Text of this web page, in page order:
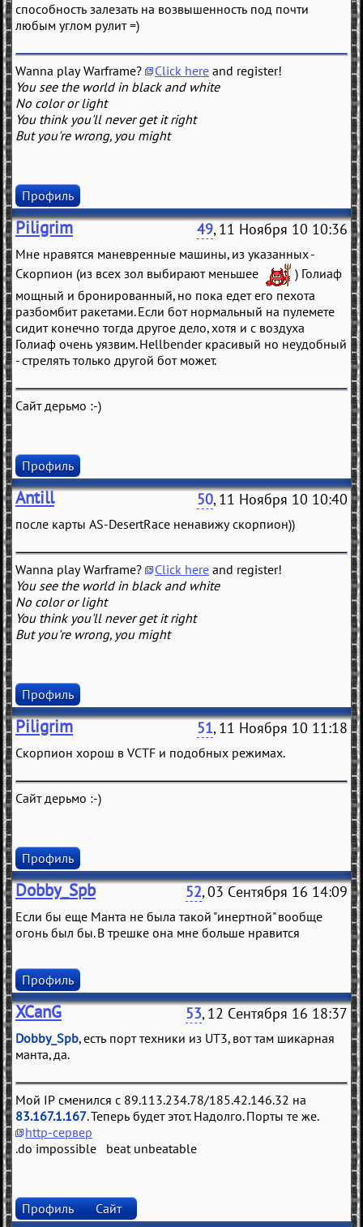
способность залезать на возвышенность под почти
любым углом рулит =)
Wanna play Warframe? Click here and register!
You see the world in black and white
No color or light
You think you'll never get it right
But you're wrong, you might
Профиль
Piligrim 49, 11 Ноября 10 10:36
Мне нравятся маневренные машины, из указанных -
Скорпион (из всех зол выбирают меньшее
) Голиаф
мощный и бронированный, но пока едет его пехота
разбомбит ракетами. Если бот нормальный на пулемете
сидит конечно тогда другое дело, хотя и с воздуха
Голиаф очень уязвим. Hellbender красивый но неудобный
- стрелять только другой бот может.
Сайт дерьмо :-)
Профиль
Antill 50, 11 Ноября 10 10:40
после карты AS-DesertRace ненавижу скорпион))
Wanna play Warframe? Click here and register!
You see the world in black and white
No color or light
You think you'll never get it right
But you're wrong, you might
Профиль
Piligrim 51, 11 Ноября 10 11:18
Скорпион хорош в VCTF и подобных режимах.
Сайт дерьмо :-)
Профиль
Dobby_Spb 52, 03 Сентября 16 14:09
Если бы еще Манта не была такой "инертной" вообще
огонь был бы. В трешке она мне больше нравится
Профиль
XCanG 53, 12 Сентября 16 18:37
Dobby_Spb, есть порт техники из UT3, вот там шикарная
манта, да.
Мой IP сменился с 89.113.234.78/185.42.146.32 на
83.167.1.167. Теперь будет этот. Надолго. Порты те же.
http-сервер
.do impossible beat unbeatable
Профиль Сайт